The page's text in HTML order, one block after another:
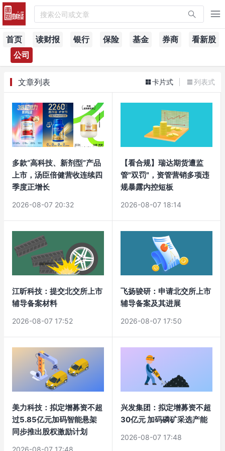
搜索公司或文章
首页 读财报 银行 保险 基金 券商
看新股
公司
文章列表 卡片式 列表式
多款“高科技、新剂型”产品
上市，汤臣倍健营收连续四
季度正增长
2026-08-07 20:32
【看合规】瑞达期货遭监
管"双罚"，资管营销多项违
规暴露内控短板
2026-08-07 18:14
江昕科技：提交北交所上市
辅导备案材料
2026-08-07 17:52
飞扬骏研：申请北交所上市
辅导备案及其进展
2026-08-07 17:50
美力科技：拟定增募资不超
过5.85亿元加码智能悬架
同步推出股权激励计划
2026-08-07 17:48
兴发集团：拟定增募资不超
30亿元 加码磷矿采选产能
2026-08-07 17:48